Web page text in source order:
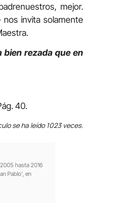
mejor.
nos invita solamente
bien rezada que en
40.
se ha leído 1023 veces.
hasta 2016
Pablo’, en